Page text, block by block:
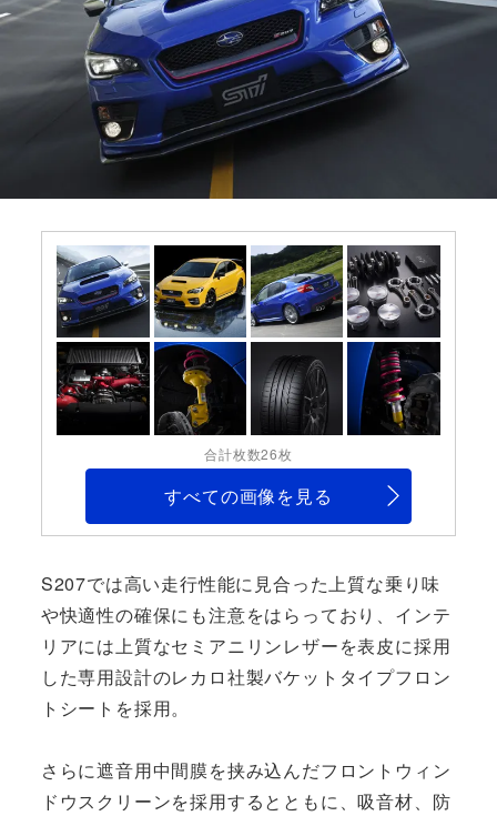
合計枚数26枚
すべての画像を見る
S207では高い走行性能に見合った上質な乗り味
や快適性の確保にも注意をはらっており、インテ
リアには上質なセミアニリンレザーを表皮に採用
した専用設計のレカロ社製バケットタイプフロン
トシートを採用。
さらに遮音用中間膜を挟み込んだフロントウィン
ドウスクリーンを採用するとともに、吸音材、防